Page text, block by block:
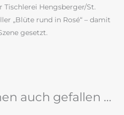
Hengsberger/St.
„Blüte rund in Rosé“ – damit
gesetzt.
auch gefallen …